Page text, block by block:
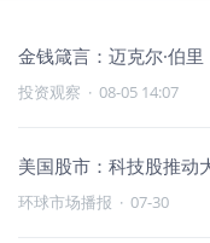
金钱箴言：迈克尔·伯里
投资观察 · 08-05 14:07
美国股市：科技股推动
环球市场播报 · 07-30